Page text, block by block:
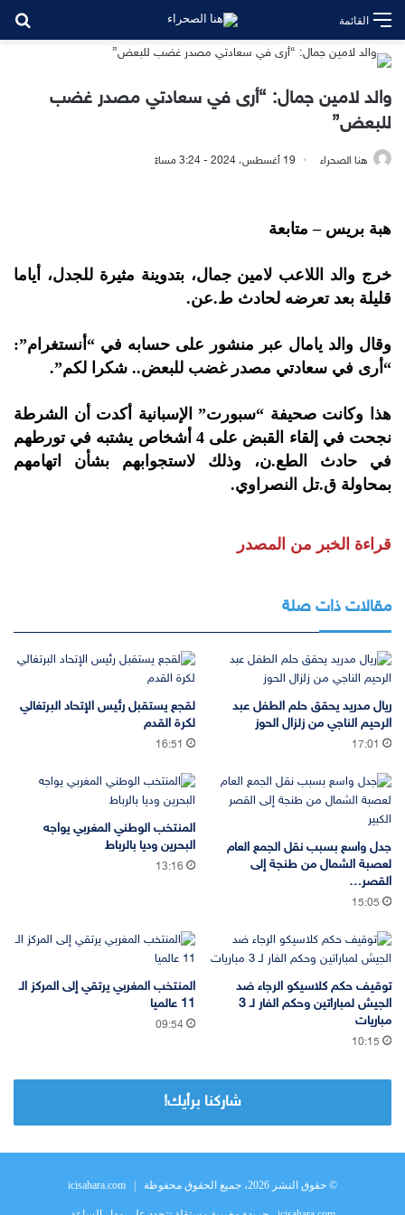
القائمة
والد لامين جمال: “أرى في سعادتي مصدر غضب
للبعض”
هنا الصحراء 19 أغسطس، 2024 - 3:24 مساءً
هبة بريس – متابعة
خرج والد اللاعب لامين جمال، بتدوينة مثيرة للجدل، أياما
قليلة بعد تعرضه لحادث ط.عن.
وقال والد يامال عبر منشور على حسابه في “أنستغرام”:
“أرى في سعادتي مصدر غضب للبعض.. شكرا لكم”.
هذا وكانت صحيفة “سبورت” الإسبانية أكدت أن الشرطة
نجحت في إلقاء القبض على 4 أشخاص يشتبه في تورطهم
في حادث الطع.ن، وذلك لاستجوابهم بشأن اتهامهم
بمحاولة ق.تل النصراوي.
قراءة الخبر من المصدر
مقالات ذات صلة
ريال مدريد يحقق حلم الطفل عبد
الرحيم الناجي من زلزال الحوز
17:01
لقجع يستقبل رئيس الإتحاد البرتغالي
لكرة القدم
16:51
جدل واسع بسبب نقل الجمع العام
لعصبة الشمال من طنجة إلى
القصر…
15:05
المنتخب الوطني المغربي يواجه
البحرين وديا بالرباط
13:16
توقيف حكم كلاسيكو الرجاء ضد
الجيش لمباراتين وحكم الفار لـ 3
مباريات
10:15
المنتخب المغربي يرتقي إلى المركز الـ
11 عالميا
09:54
شاركنا برأيك!
© حقوق النشر 2026، جميع الحقوق محفوظة | icisahara.com